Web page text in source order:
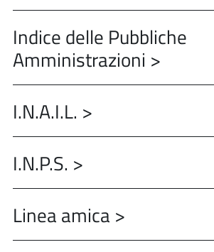
Indice delle Pubbliche
Amministrazioni >
I.N.A.I.L. >
I.N.P.S. >
Linea amica >